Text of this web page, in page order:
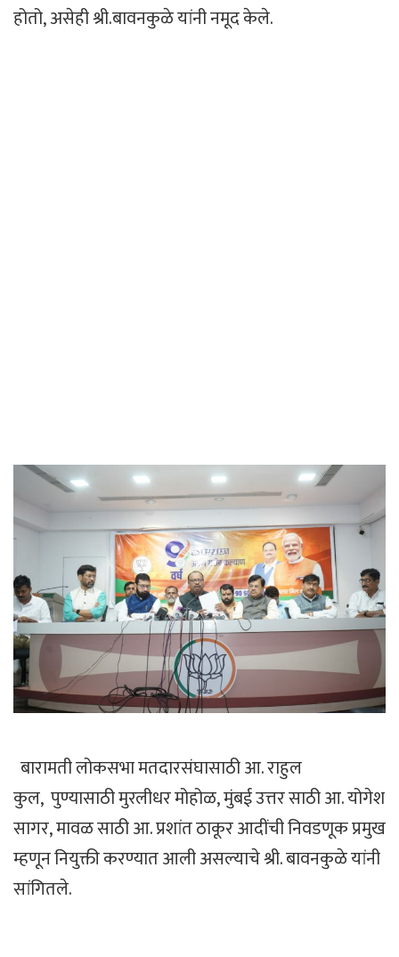
होतो, असेही श्री.बावनकुळे यांनी नमूद केले.
बारामती लोकसभा मतदारसंघासाठी आ. राहुल
कुल, पुण्यासाठी मुरलीधर मोहोळ, मुंबई उत्तर साठी आ. योगेश
सागर, मावळ साठी आ. प्रशांत ठाकूर आदींची निवडणूक प्रमुख
म्हणून नियुक्ती करण्यात आली असल्याचे श्री. बावनकुळे यांनी
सांगितले.